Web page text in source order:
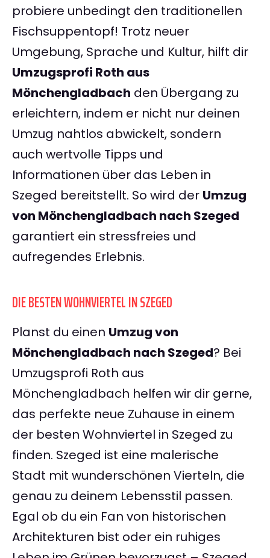
probiere unbedingt den traditionellen
Fischsuppentopf! Trotz neuer
Umgebung, Sprache und Kultur, hilft dir
Umzugsprofi Roth aus
Mönchengladbach den Übergang zu
erleichtern, indem er nicht nur deinen
Umzug nahtlos abwickelt, sondern
auch wertvolle Tipps und
Informationen über das Leben in
Szeged bereitstellt. So wird der Umzug
von Mönchengladbach nach Szeged
garantiert ein stressfreies und
aufregendes Erlebnis.
DIE BESTEN WOHNVIERTEL IN SZEGED
Planst du einen Umzug von
Mönchengladbach nach Szeged? Bei
Umzugsprofi Roth aus
Mönchengladbach helfen wir dir gerne,
das perfekte neue Zuhause in einem
der besten Wohnviertel in Szeged zu
finden. Szeged ist eine malerische
Stadt mit wunderschönen Vierteln, die
genau zu deinem Lebensstil passen.
Egal ob du ein Fan von historischen
Architekturen bist oder ein ruhiges